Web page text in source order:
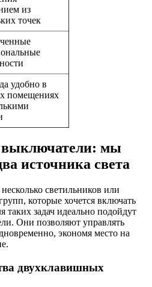
из
точек
удобно в
помещениях
мы
источника света
светильников или
которые хочется включать
таких задач идеально подойдут
Они позволяют управлять
экономя место на
двухклавишных